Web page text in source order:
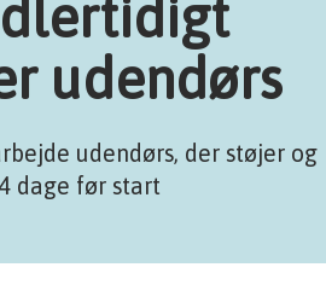
udendørs
udendørs, der støjer og
dage før start